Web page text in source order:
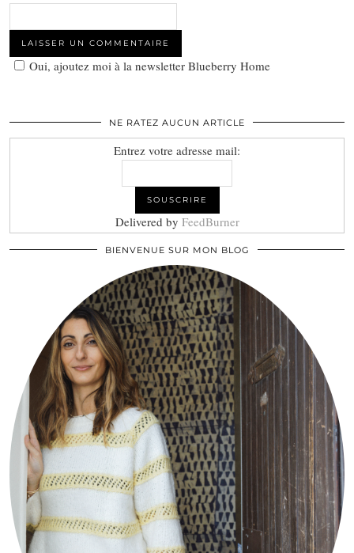
Oui, ajoutez moi à la newsletter Blueberry Home
NE RATEZ AUCUN ARTICLE
Entrez votre adresse mail:
Delivered by FeedBurner
BIENVENUE SUR MON BLOG